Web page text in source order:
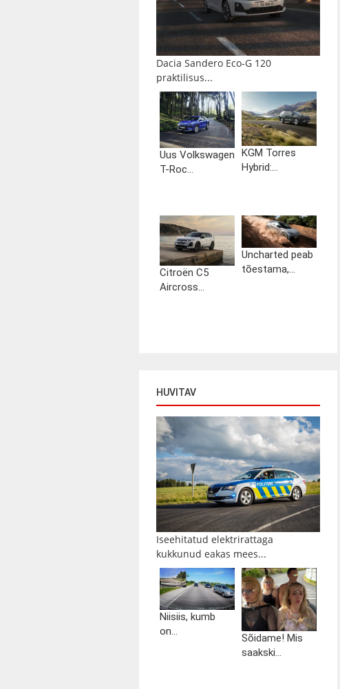
Dacia Sandero Eco-G 120
praktilisus...
Uus Volkswagen
T-Roc...
KGM Torres
Hybrid:...
Citroën C5
Aircross...
Uncharted peab
tõestama,...
HUVITAV
Iseehitatud elektrirattaga
kukkunud eakas mees...
Niisiis, kumb
on...
Sõidame! Mis
saakski...